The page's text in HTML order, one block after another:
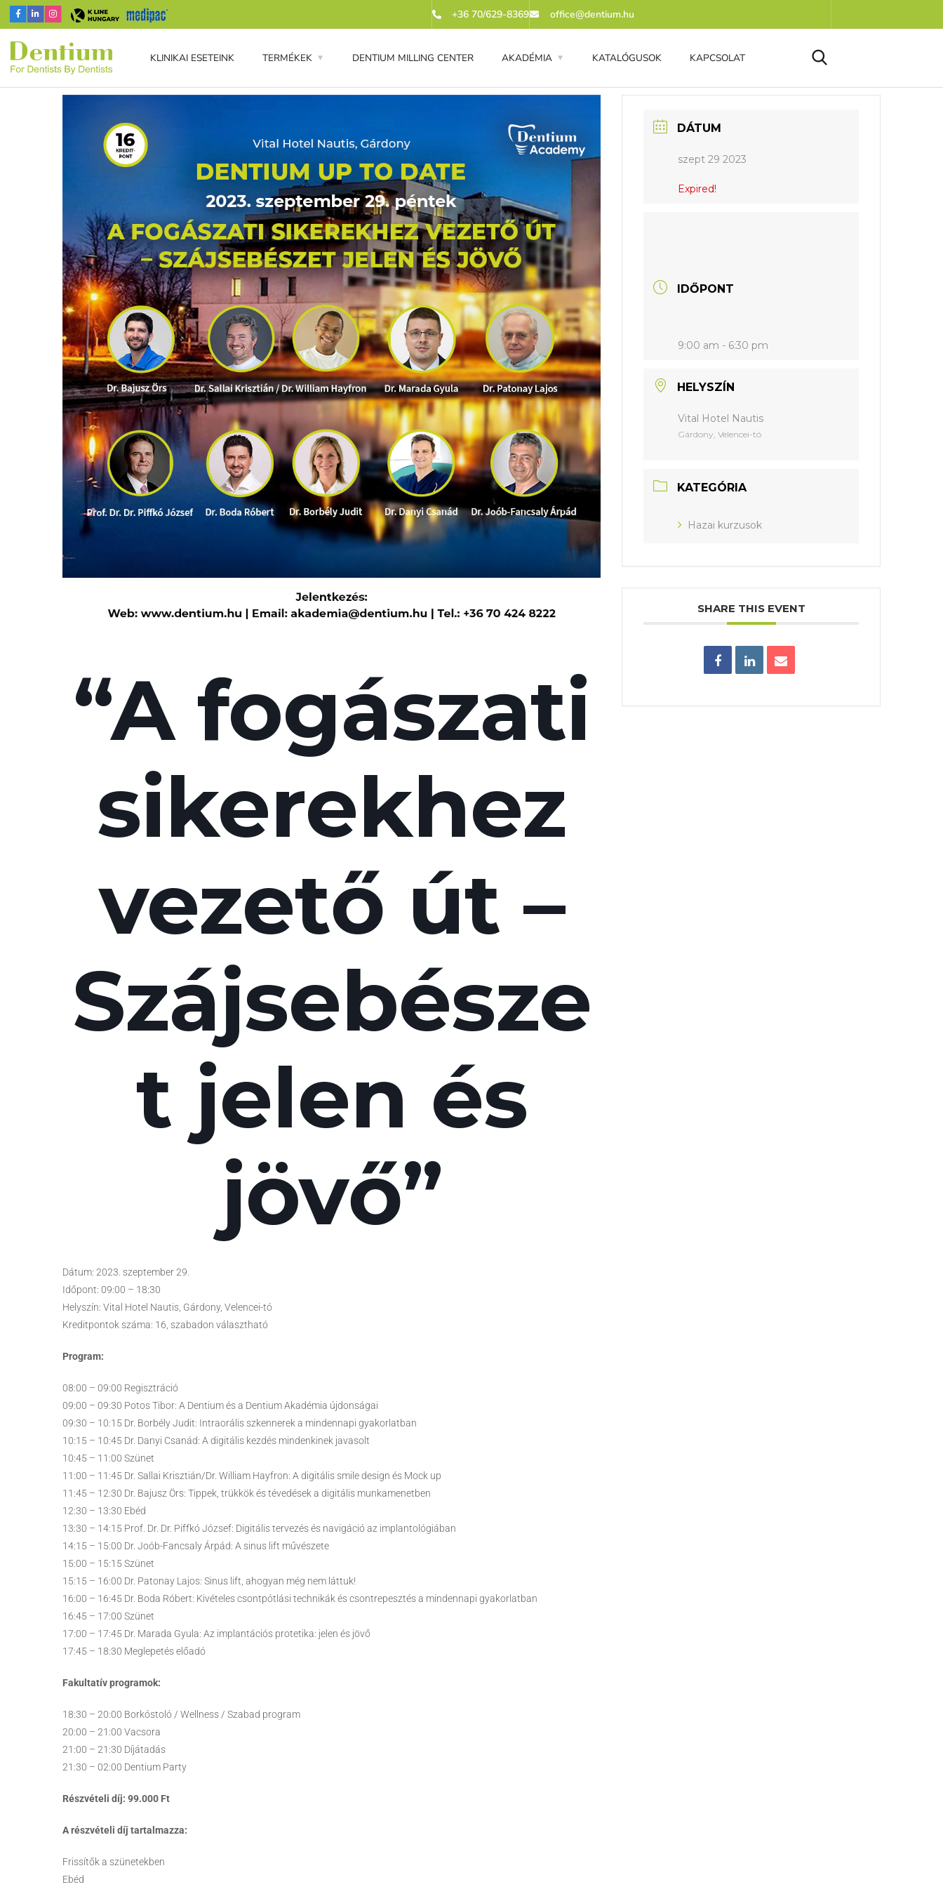
+36 70/629-8369 office@dentium.hu
KLINIKAI ESETEINK TERMÉKEK DENTIUM MILLING CENTER AKADÉMIA KATALÓGUSOK KAPCSOLAT
“A fogászati
sikerekhez
vezető út –
Szájsebésze
t jelen és
jövő”
Dátum: 2023. szeptember 29.
Időpont: 09:00 – 18:30
Helyszín: Vital Hotel Nautis, Gárdony, Velencei-tó
Kreditpontok száma: 16, szabadon választható
Program:
08:00 – 09:00 Regisztráció
09:00 – 09:30 Potos Tibor: A Dentium és a Dentium Akadémia újdonságai
09:30 – 10:15 Dr. Borbély Judit: Intraorális szkennerek a mindennapi gyakorlatban
10:15 – 10:45 Dr. Danyi Csanád: A digitális kezdés mindenkinek javasolt
10:45 – 11:00 Szünet
11:00 – 11:45 Dr. Sallai Krisztián/Dr. William Hayfron: A digitális smile design és Mock up
11:45 – 12:30 Dr. Bajusz Örs: Tippek, trükkök és tévedések a digitális munkamenetben
12:30 – 13:30 Ebéd
13:30 – 14:15 Prof. Dr. Dr. Piffkó József: Digitális tervezés és navigáció az implantológiában
14:15 – 15:00 Dr. Joób-Fancsaly Árpád: A sinus lift művészete
15:00 – 15:15 Szünet
15:15 – 16:00 Dr. Patonay Lajos: Sinus lift, ahogyan még nem láttuk!
16:00 – 16:45 Dr. Boda Róbert: Kivételes csontpótlási technikák és csontrepesztés a mindennapi gyakorlatban
16:45 – 17:00 Szünet
17:00 – 17:45 Dr. Marada Gyula: Az implantációs protetika: jelen és jövő
17:45 – 18:30 Meglepetés előadó
Fakultatív programok:
18:30 – 20:00 Borkóstoló / Wellness / Szabad program
20:00 – 21:00 Vacsora
21:00 – 21:30 Díjátadás
21:30 – 02:00 Dentium Party
Részvételi díj: 99.000 Ft
A részvételi díj tartalmazza:
Frissítők a szünetekben
Ebéd
DÁTUM
szept 29 2023
Expired!
IDŐPONT
9:00 am - 6:30 pm
HELYSZÍN
Vital Hotel Nautis
Gárdony, Velencei-tó
KATEGÓRIA
Hazai kurzusok
SHARE THIS EVENT